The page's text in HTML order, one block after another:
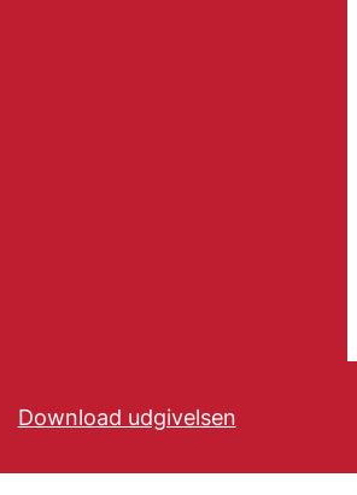
Download udgivelsen